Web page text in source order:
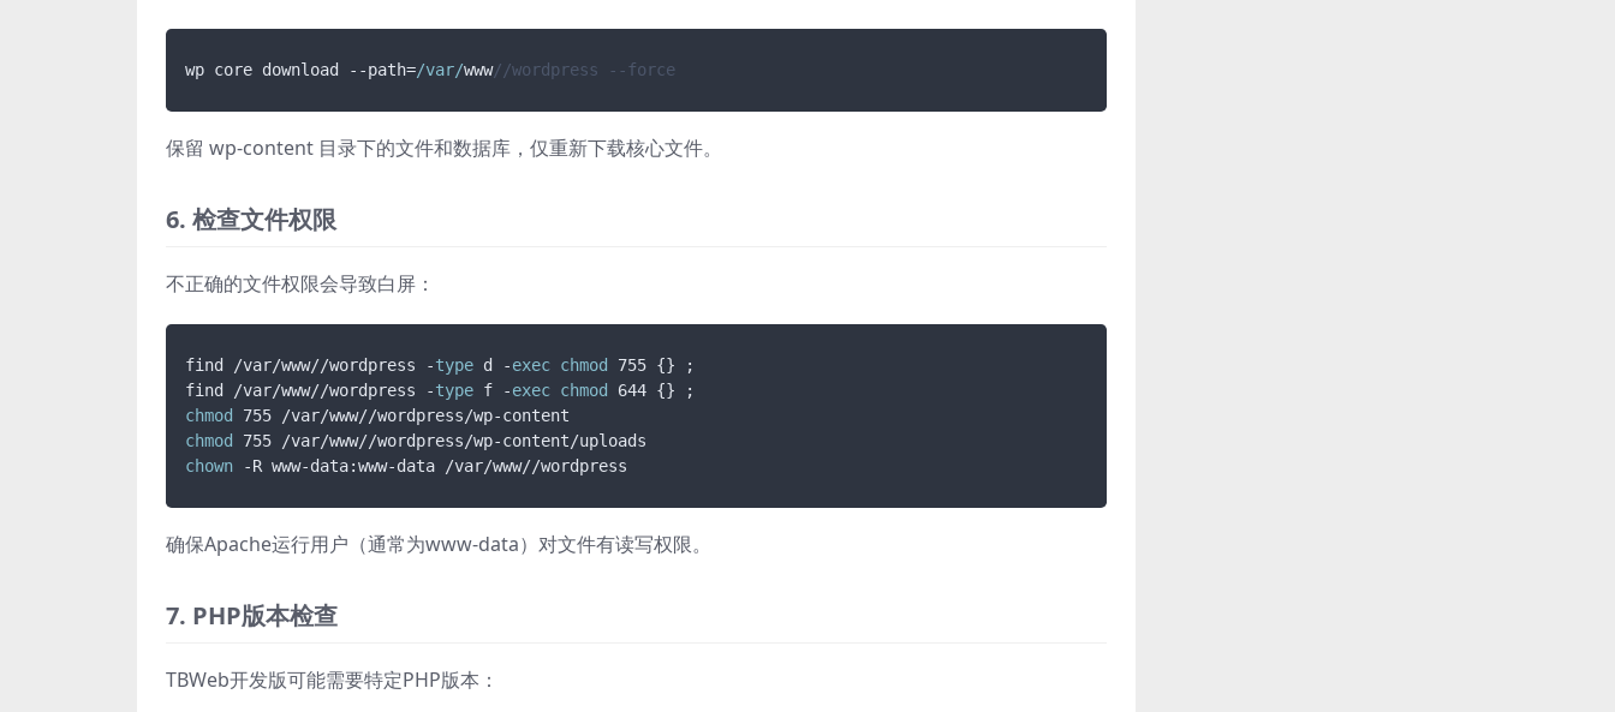
wp core download --path=/var/www//wordpress --force
保留 wp-content 目录下的文件和数据库，仅重新下载核心文件。
6. 检查文件权限
不正确的文件权限会导致白屏：
find /var/www//wordpress -type d -exec chmod
755 {} ;
find /var/www//wordpress -type f -exec chmod
chmod
chmod
chown
确保Apache运行用户（通常为www-data）对文件有读写权限。
7. PHP版本检查
TBWeb开发版可能需要特定PHP版本：